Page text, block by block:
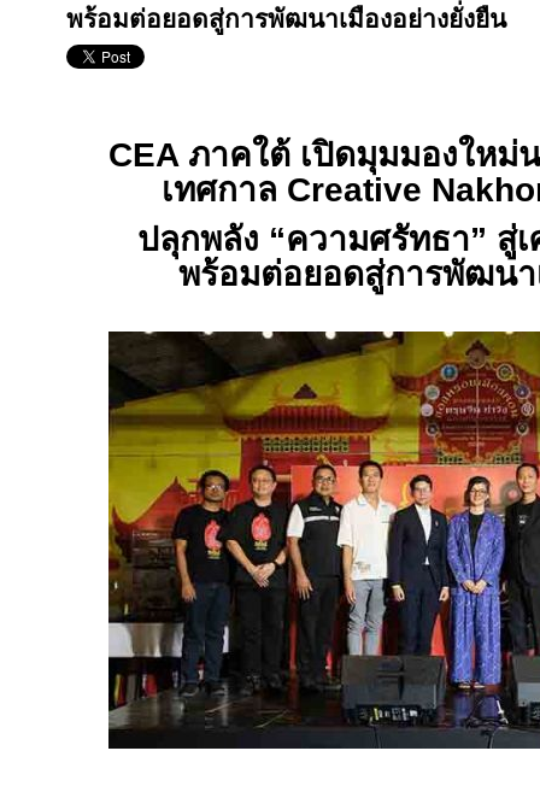
พร้อมต่อยอดสู่การพัฒนาเมืองอย่างยั่งยืน
CEA ภาคใต้ เปิดมุมมองใหม่
เทศกาล Creative
ปลุกพลัง “ความศรัทธา” สู่
พร้อมต่อยอดสู่การพัฒนา